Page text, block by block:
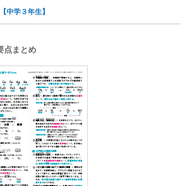
学３年生】
点まとめ